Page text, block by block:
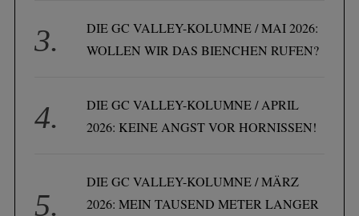
DIE GC VALLEY-KOLUMNE / MAI 2026:
WOLLEN WIR DAS BIENCHEN RUFEN?
DIE GC VALLEY-KOLUMNE / APRIL
2026: KEINE ANGST VOR HORNISSEN!
DIE GC VALLEY-KOLUMNE / MÄRZ
2026: MEIN TAUSEND METER LANGER